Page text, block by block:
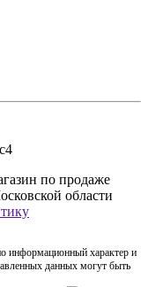
по продаже
области
информационный характер и
данных могут быть